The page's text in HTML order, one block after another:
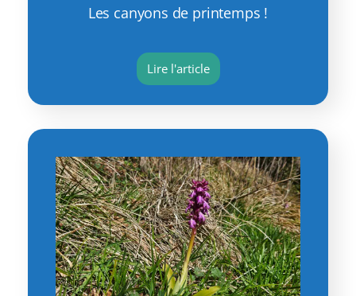
Les canyons de printemps !
Lire l'article